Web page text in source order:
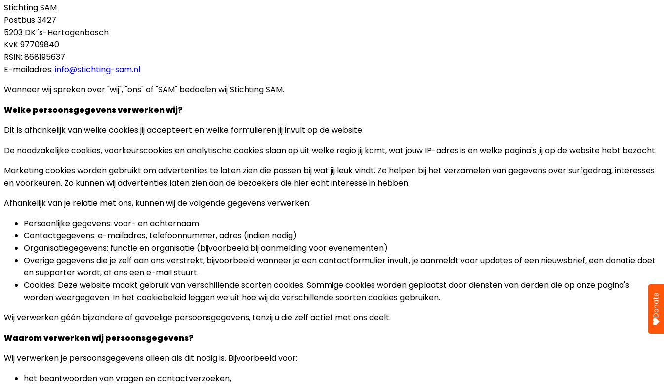
Stichting SAM
Postbus 3427
5203 DK 's-Hertogenbosch
KvK 97709840
RSIN: 868195637
E-mailadres: info@stichting-sam.nl
Wanneer wij spreken over "wij", "ons" of "SAM" bedoelen wij Stichting SAM.
Welke persoonsgegevens verwerken wij?
Dit is afhankelijk van welke cookies jij accepteert en welke formulieren jij invult op de website.
De noodzakelijke cookies, voorkeurscookies en analytische cookies slaan op uit welke regio jij komt, wat jouw IP-adres is en welke pagina's jij op de website hebt bezocht.
Marketing cookies worden gebruikt om advertenties te laten zien die passen bij wat jij leuk vindt. Ze helpen bij het verzamelen van gegevens over surfgedrag, interesses
en voorkeuren. Zo kunnen wij advertenties laten zien aan de bezoekers die hier echt interesse in hebben.
Afhankelijk van je relatie met ons, kunnen wij de volgende gegevens verwerken:
Persoonlijke gegevens: voor- en achternaam
Contactgegevens: e-mailadres, telefoonnummer, adres (indien nodig)
Organisatiegegevens: functie en organisatie (bijvoorbeeld bij aanmelding voor evenementen)
Overige gegevens die je zelf aan ons verstrekt, bijvoorbeeld wanneer je een contactformulier invult, je aanmeldt voor updates of een nieuwsbrief, een donatie doet
en supporter wordt, of ons een e-mail stuurt.
Cookies: Deze website maakt gebruik van verschillende soorten cookies. Sommige cookies worden geplaatst door diensten van derden die op onze pagina's
worden weergegeven. In het cookiebeleid leggen we uit hoe wij de verschillende soorten cookies gebruiken.
Wij verwerken géén bijzondere of gevoelige persoonsgegevens, tenzij u die zelf actief met ons deelt.
Waarom verwerken wij persoonsgegevens?
Wij verwerken je persoonsgegevens alleen als dit nodig is. Bijvoorbeeld voor:
het beantwoorden van vragen en contactverzoeken,
Donate